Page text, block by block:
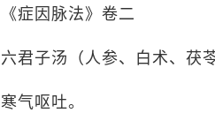
《症因脉法》卷二
六君子汤（人参、白术、茯
寒气呕吐。